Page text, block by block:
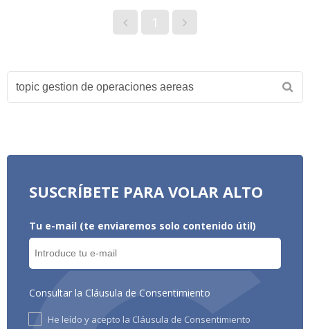
1
SUSCRÍBETE PARA VOLAR ALTO
Tu e-mail (te enviaremos solo contenido útil)
Consultar la Cláusula de Consentimiento
He leído y acepto la Cláusula de Consentimiento